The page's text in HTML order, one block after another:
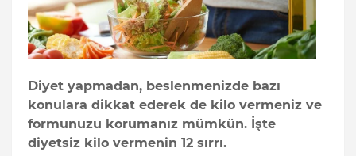
Diyet yapmadan, beslenmenizde bazı
konulara dikkat ederek de kilo vermeniz ve
formunuzu korumanız mümkün. İşte
diyetsiz kilo vermenin 12 sırrı.